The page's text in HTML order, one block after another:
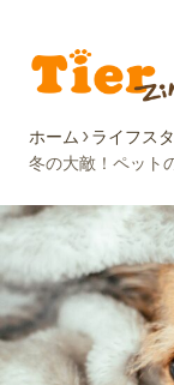
ホーム
ライフス
冬の大敵！ペット